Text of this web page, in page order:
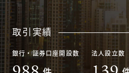
取引実績
銀行・証券口座開設数 法人設立数